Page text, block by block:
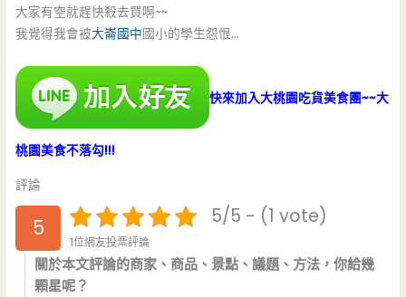
大家有空就趕快殺去買啊~~
我覺得我會被大崙國中國小的學生怨恨…
快來加入大桃園吃貨美食團~~大
桃園美食不落勾!!!
評論
5 5/5 - (1 vote)
1位網友投票評論
關於本文評論的商家、商品、景點、議題、方法，你給幾
顆星呢？